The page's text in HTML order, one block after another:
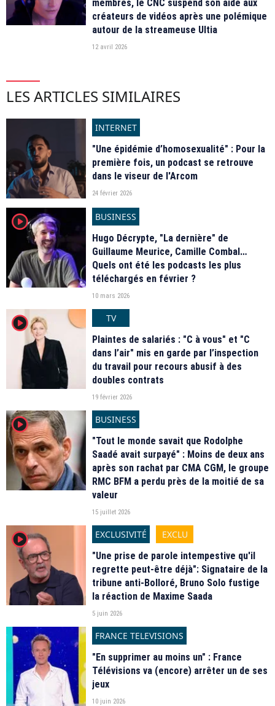
membres, le CNC suspend son aide aux
créateurs de vidéos après une polémique
autour de la streameuse Ultia
12 avril 2026
LES ARTICLES SIMILAIRES
INTERNET
"Une épidémie d’homosexualité" : Pour la
première fois, un podcast se retrouve
dans le viseur de l'Arcom
24 février 2026
player2
BUSINESS
Hugo Décrypte, "La dernière" de
Guillaume Meurice, Camille Combal…
Quels ont été les podcasts les plus
téléchargés en février ?
10 mars 2026
player2
TV
Plaintes de salariés : "C à vous" et "C
dans l’air" mis en garde par l’inspection
du travail pour recours abusif à des
doubles contrats
19 février 2026
player2
BUSINESS
"Tout le monde savait que Rodolphe
Saadé avait surpayé" : Moins de deux ans
après son rachat par CMA CGM, le groupe
RMC BFM a perdu près de la moitié de sa
valeur
15 juillet 2026
player2 EXCLUSIVITÉ
EXCLU
"Une prise de parole intempestive qu'il
regrette peut-être déjà": Signataire de la
tribune anti-Bolloré, Bruno Solo fustige
la réaction de Maxime Saada
5 juin 2026
FRANCE TELEVISIONS
"En supprimer au moins un" : France
Télévisions va (encore) arrêter un de ses
jeux
10 juin 2026